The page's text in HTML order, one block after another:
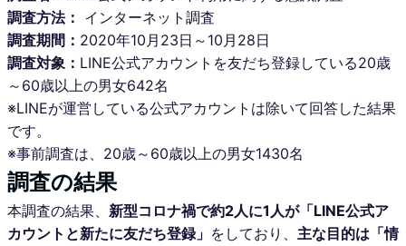
調査方法： インターネット調査
調査期間： 2020年10月23日～10月28日
調査対象： LINE公式アカウントを友だち登録している20歳
～60歳以上の男女642名
※LINEが運営している公式アカウントは除いて回答した結果
です。
※事前調査は、20歳～60歳以上の男女1430名
調査の結果
本調査の結果、 新型コロナ禍で約2人に1人が「LINE公式ア
カウントと新たに友だち登録」 をしており、 主な目的は「情